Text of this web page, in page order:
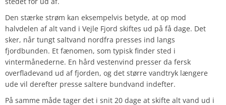
Den stærke strøm kan eksempelvis betyde, at op mod
halvdelen af alt vand i Vejle Fjord skiftes ud på få dage. Det
sker, når tungt saltvand nordfra presses ind langs
fjordbunden. Et fænomen, som typisk finder sted i
vintermånederne. En hård vestenvind presser da fersk
overfladevand ud af fjorden, og det større vandtryk længere
ude vil derefter presse saltere bundvand indefter.
På samme måde tager det i snit 20 dage at skifte alt vand ud i